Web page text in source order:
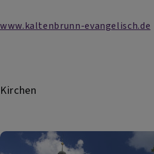
www.kaltenbrunn-evangelisch.de
Kirchen